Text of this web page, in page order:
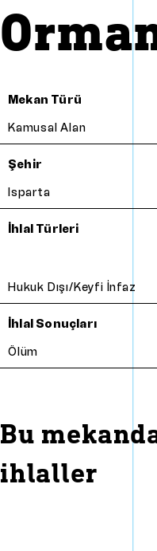
Mekan Türü
Kamusal Alan
Şehir
Isparta
İhlal Türleri
Hukuk Dışı/Keyfi İnfaz
İhlal Sonuçları
Ölüm
Bu
ihlaller